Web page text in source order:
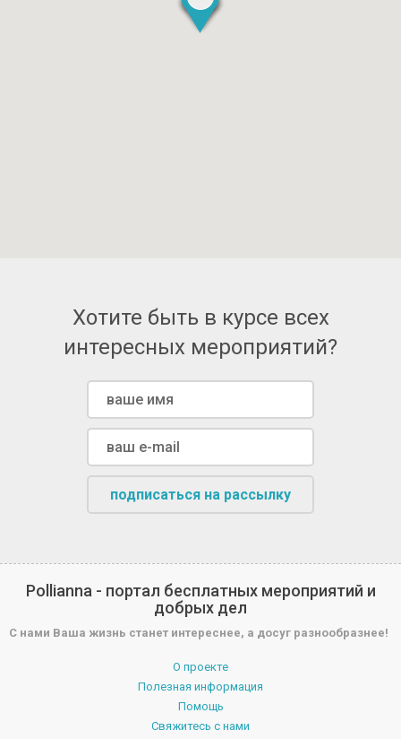
Хотите быть в курсе всех
интересных мероприятий?
подписаться на рассылку
Pollianna - портал бесплатных мероприятий и
добрых дел
С нами Ваша жизнь станет интереснее, а досуг разнообразнее!
О проекте
Полезная информация
Помощь
Свяжитесь с нами